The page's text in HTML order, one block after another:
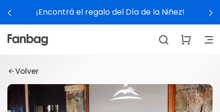
¡Encontrá el regalo del Día de la Niñez!
Volver